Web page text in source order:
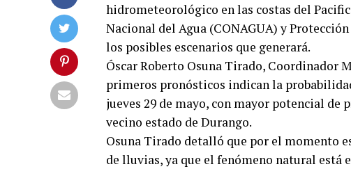
hidrometeorológico en las costas del
Nacional del Agua (CONAGUA) y
los posibles escenarios que generará.
Óscar Roberto Osuna Tirado,
primeros pronósticos indican la
jueves 29 de mayo, con mayor potencial de
vecino estado de Durango.
Osuna Tirado detalló que por el momento
de lluvias, ya que el fenómeno natural está